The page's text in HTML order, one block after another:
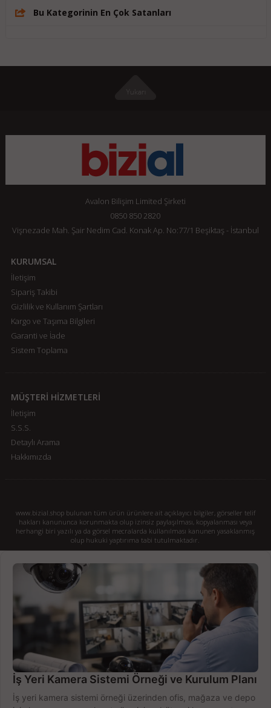
Bu Kategorinin En Çok Satanları
Avalon Bilişim Limited Şirketi
0850 850 2820
Vişnezade Mah. Şair Nedim Cad. Konak Ap. No:77/1 Beşiktaş - İstanbul
KURUMSAL
İletişim
Sipariş Takibi
Gizlilik ve Kullanım Şartları
Kargo ve Taşıma Bilgileri
Garanti ve İade
Sistem Toplama
MÜŞTERİ HİZMETLERİ
İletişim
S.S.S.
Detaylı Arama
Hakkımızda
www.bizial.shop bulunan tüm ürün ürünlere ait açıklayıcı bilgiler, görseller telif
hakları kanununca korunmakta olup izinsiz paylaşılması, kopyalanması veya
herhangi biri yazılı ya da görsel mecralarda kullanılması kanunen yasaklanmış
olup hukuki yaptırıma tabi tutulmaktadır.
İş Yeri Kamera Sistemi Örneği ve Kurulum Planı
İş yeri kamera sistemi örneği üzerinden ofis, mağaza ve depo